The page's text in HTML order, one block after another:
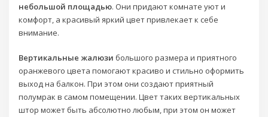
небольшой площадью. Они придают комнате уют и
комфорт, а красивый яркий цвет привлекает к себе
внимание.
Вертикальные жалюзи большого размера и приятного
оранжевого цвета помогают красиво и стильно оформить
выход на балкон. При этом они создают приятный
полумрак в самом помещении. Цвет таких вертикальных
штор может быть абсолютно любым, при этом он может